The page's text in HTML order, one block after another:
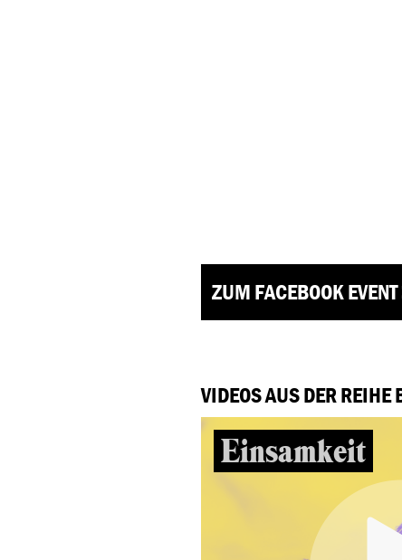
ZUM FACEBOOK
VIDEOS AUS DER REIHE
Einsamkeit